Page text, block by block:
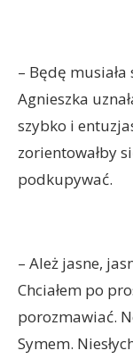
– Będę
Agnieszka
szybko i
zorientowałby
podkupywać.
– Ależ jasne,
Chciałem po
porozmawiać.
Symem.